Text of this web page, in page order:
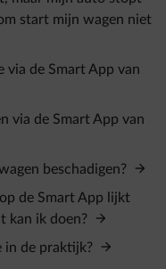
start mijn wagen niet
via de Smart App van
via de Smart App van
beschadigen?
de Smart App lijkt
kan ik doen?
in de praktijk?